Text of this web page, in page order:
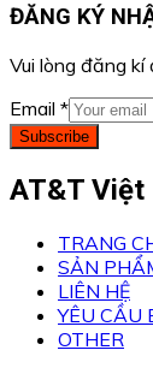
ĐĂNG KÝ
Vui lòng đăng
Email *
Subscribe
AT&T Việt
TRANG
SẢN
LIÊN HỆ
YÊU CẦU
OTHER